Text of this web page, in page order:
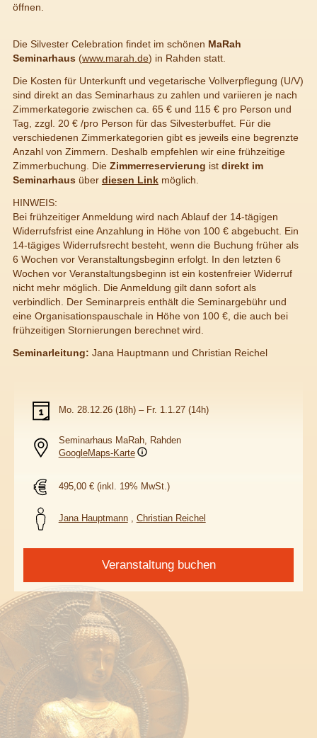
öffnen.
Die Silvester Celebration findet im schönen MaRah
Seminarhaus(www.marah.de) in Rahden statt.
Die Kosten für Unterkunft und vegetarische Vollverpflegung (U/V)
sind direkt an das Seminarhaus zu zahlen und variieren je nach
Zimmerkategorie zwischen ca. 65 € und 115 € pro Person und
Tag, zzgl. 20 € /pro Person für das Silvesterbuffet. Für die
verschiedenen Zimmerkategorien gibt es jeweils eine begrenzte
Anzahl von Zimmern. Deshalb empfehlen wir eine frühzeitige
Zimmerbuchung. Die Zimmerreservierung ist direkt im
Seminarhaus über diesen Linkmöglich.
HINWEIS:
Bei frühzeitiger Anmeldung wird nach Ablauf der 14-tägigen
Widerrufsfrist eine Anzahlung in Höhe von 100 € abgebucht. Ein
14-tägiges Widerrufsrecht besteht, wenn die Buchung früher als
6 Wochen vor Veranstaltungsbeginn erfolgt. In den letzten 6
Wochen vor Veranstaltungsbeginn ist ein kostenfreier Widerruf
nicht mehr möglich. Die Anmeldung gilt dann sofort als
verbindlich. Der Seminarpreis enthält die Seminargebühr und
eine Organisationspauschale in Höhe von 100 €, die auch bei
frühzeitigen Stornierungen berechnet wird.
Seminarleitung: Jana Hauptmann und Christian Reichel
Mo. 28.12.26 (18h) – Fr. 1.1.27 (14h)
Seminarhaus MaRah, Rahden
GoogleMaps-Karte
495,00 € (inkl. 19% MwSt.)
Jana Hauptmann, Christian Reichel
Veranstaltung buchen